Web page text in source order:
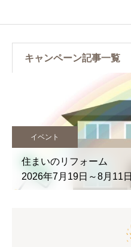
キャンペーン記事一覧
イベント
住まいのリフォーム
2026年7月19日～8月11日